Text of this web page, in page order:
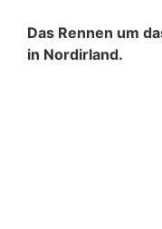
Das Rennen um
in Nordirland.